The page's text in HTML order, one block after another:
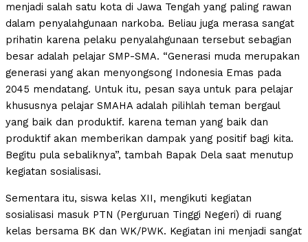
menjadi salah satu kota di Jawa Tengah yang paling rawan
dalam penyalahgunaan narkoba. Beliau juga merasa sangat
prihatin karena pelaku penyalahgunaan tersebut sebagian
besar adalah pelajar SMP-SMA. “Generasi muda merupakan
generasi yang akan menyongsong Indonesia Emas pada
2045 mendatang. Untuk itu, pesan saya untuk para pelajar
khususnya pelajar SMAHA adalah pilihlah teman bergaul
yang baik dan produktif. karena teman yang baik dan
produktif akan memberikan dampak yang positif bagi kita.
Begitu pula sebaliknya”, tambah Bapak Dela saat menutup
kegiatan sosialisasi.
Sementara itu, siswa kelas XII, mengikuti kegiatan
sosialisasi masuk PTN (Perguruan Tinggi Negeri) di ruang
kelas bersama BK dan WK/PWK. Kegiatan ini menjadi sangat